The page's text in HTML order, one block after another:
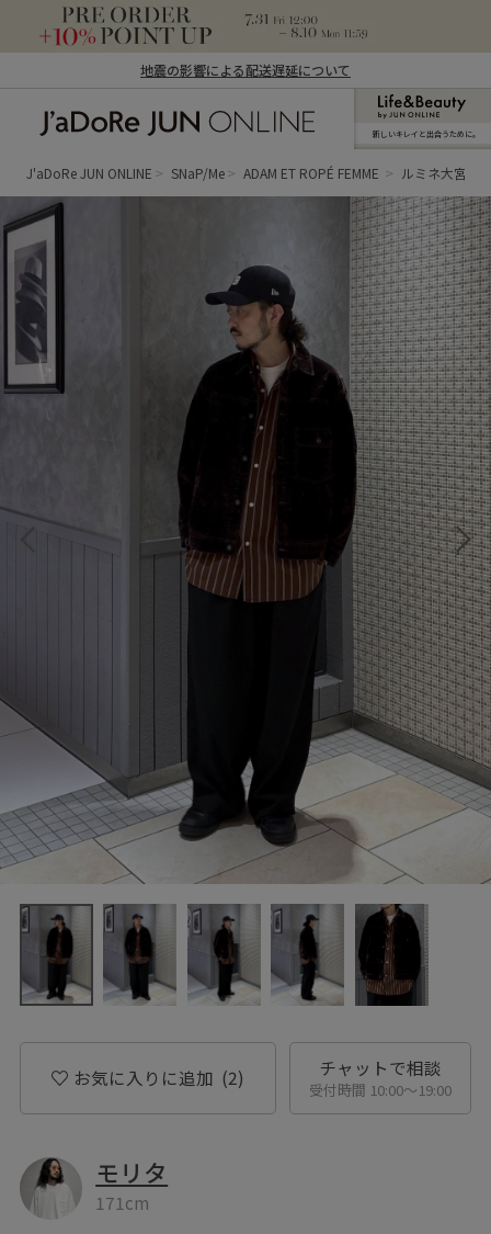
地震の影響による配送遅延について
ン オンライン）
新しいキレイと出合うために。
J'aDoRe JUN ONLINE SNaP/Me ADAM ET ROPÉ FEMME ルミネ大宮
お気に入りに追加 (2) チャットで相談
受付時間 10:00〜19:00
モリタ
171cm